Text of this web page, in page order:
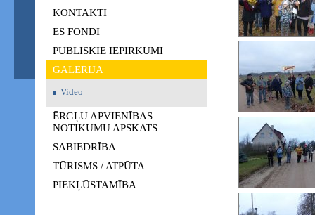
KONTAKTI
ES FONDI
PUBLISKIE IEPIRKUMI
GALERIJA
Video
ĒRGĻU APVIENĪBAS
NOTIKUMU APSKATS
SABIEDRĪBA
TŪRISMS / ATPŪTA
PIEKĻŪSTAMĪBA